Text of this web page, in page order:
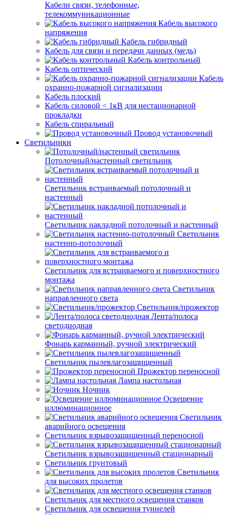
Кабели связи, телефонные,
телекоммуникационные
Кабель высокого
напряжения
Кабель гибридный
Кабель для связи и передачи данных (медь)
Кабель контрольный
Кабель оптический
Кабель
охранно-пожарной сигнализации
Кабель плоский
Кабель силовой < 1кВ для нестационарной
прокладки
Кабель спиральный
Провод установочный
Светильники
Потолочный/настенный светильник
Светильник встраиваемый потолочный и
настенный
Светильник накладной потолочный и настенный
Светильник
настенно-потолочный
Светильник для встраиваемого и поверхностного
монтажа
Светильник
направленного света
Светильник/прожектор
Лента/полоса
светодиодная
Фонарь карманный, ручной электрический
Светильник пылевлагозащищенный
Прожектор переносной
Лампа настольная
Ночник
Освещение
иллюминационное
Светильник
аварийного освещения
Светильник взрывозащищенный переносной
Светильник взрывозащищенный стационарный
Светильник грунтовый
Светильник
для высоких пролетов
Светильник для местного освещения станков
Светильник для освещения туннелей